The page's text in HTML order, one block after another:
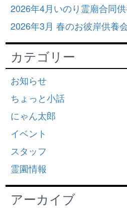
2026年4月いのり霊廟合同
2026年3月 春のお彼岸供養
カテゴリー
お知らせ
ちょっと小話
にゃん太郎
イベント
スタッフ
霊園情報
アーカイブ